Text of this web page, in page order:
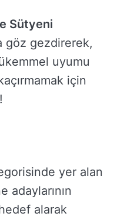
Sütyeni
göz gezdirerek,
uyumu
için
yer alan
adaylarının
alarak